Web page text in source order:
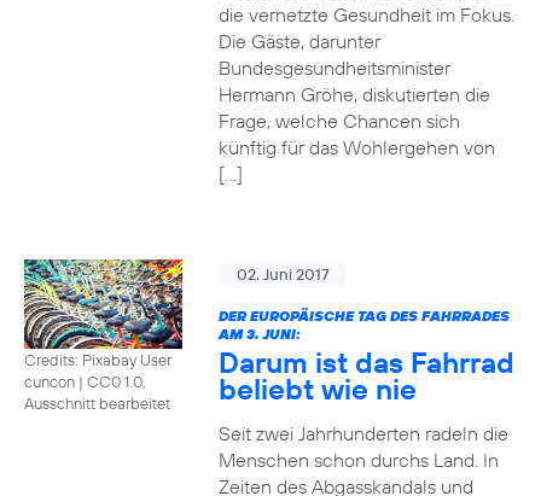
die vernetzte Gesundheit im Fokus.
Die Gäste, darunter
Bundesgesundheitsminister
Hermann Gröhe, diskutierten die
Frage, welche Chancen sich
künftig für das Wohlergehen von
[…]
Credits: Pixabay User
cuncon | CC0 1.0,
Ausschnitt bearbeitet
02. Juni 2017
DER EUROPÄISCHE TAG DES FAHRRADES
AM 3. JUNI:
Darum ist das Fahrrad
beliebt wie nie
Seit zwei Jahrhunderten radeln die
Menschen schon durchs Land. In
Zeiten des Abgasskandals und